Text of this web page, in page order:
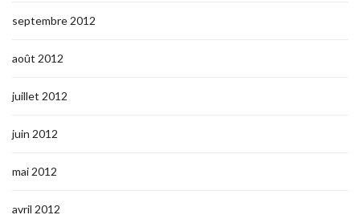
septembre 2012
août 2012
juillet 2012
juin 2012
mai 2012
avril 2012